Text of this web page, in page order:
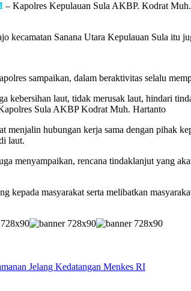
– Kapolres Kepulauan Sula AKBP. Kodrat
kecamatan Sanana Utara Kepulauan Sula itu
sampaikan, dalam beraktivitas selalu
kebersihan laut, tidak merusak laut, hindari
Sula AKBP Kodrat Muh. Hartanto
menjalin hubungan kerja sama dengan pihak
laut.
menyampaikan, rencana tindaklanjut yang
kepada masyarakat serta melibatkan
Jelang Kedatangan Menkes RI